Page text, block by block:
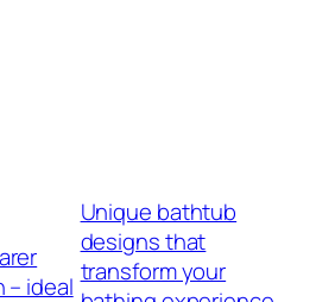
– ideal
Unique bathtub
designs that
transform your